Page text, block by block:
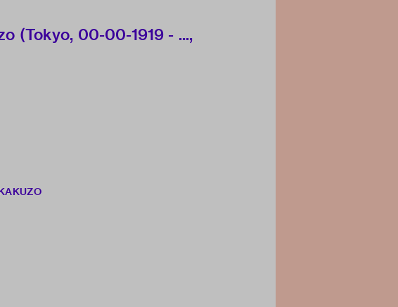
(Tokyo, 00-00-1919 - ...,